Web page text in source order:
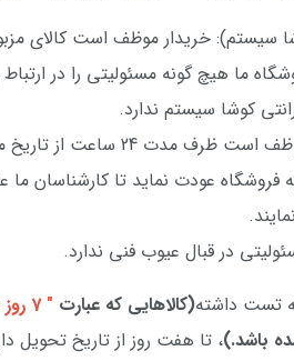
سیستم): خریدار موظف است کالای
ما هیچ گونه مسئولیتی را در
کوشا سیستم ندارد.
: خریدار موظف است ظرف
به فروشگاه عودت نماید تا کارشناسان
در قبال عیوب فنی ندارد.
تست داشته(کالاهایی که عبارت " 7 روز مهلت تست"
باشد.)، تا هفت روز از تاریخ